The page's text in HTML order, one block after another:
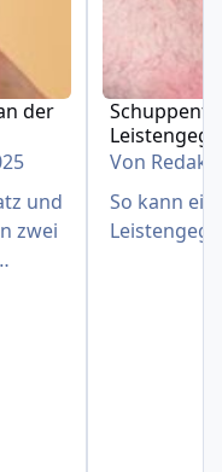
der
und
zwei
Von
So kann